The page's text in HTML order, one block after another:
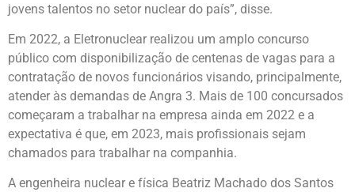
jovens talentos no setor nuclear do país”, disse.
Em 2022, a Eletronuclear realizou um amplo concurso
público com disponibilização de centenas de vagas para a
contratação de novos funcionários visando, principalmente,
atender às demandas de Angra 3. Mais de 100 concursados
começaram a trabalhar na empresa ainda em 2022 e a
expectativa é que, em 2023, mais profissionais sejam
chamados para trabalhar na companhia.
A engenheira nuclear e física Beatriz Machado dos Santos